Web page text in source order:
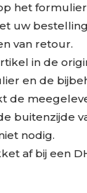
het formulier
uw
van retour.
in de
en de
de
buitenzijde
nodig.
af bij een